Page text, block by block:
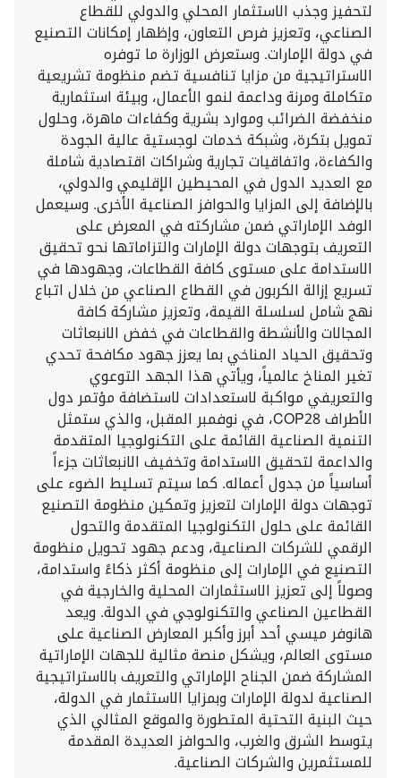
لتحفيز وجذب الاستثمار المحلي والدولي للقطاع
الصناعي، وتعزيز فرص التعاون، وإظهار إمكانات التصنيع
في دولة الإمارات. وستعرض الوزارة ما توفره
الاستراتيجية من مزايا تنافسية تضم منظومة تشريعية
متكاملة ومرنة وداعمة لنمو الأعمال، وبيئة استثمارية
منخفضة الضرائب وموارد بشرية وكفاءات ماهرة، وحلول
تمويل بتكرة، وشبكة خدمات لوجستية عالية الجودة
والكفاءة، واتفاقيات تجارية وشراكات اقتصادية شاملة
مع العديد الدول في المحيطين الإقليمي والدولي،
بالإضافة إلى المزايا والحوافز الصناعية الأخرى. وسيعمل
الوفد الإماراتي ضمن مشاركته في المعرض على
التعريف بتوجهات دولة الإمارات والتزاماتها نحو تحقيق
الاستدامة على مستوى كافة القطاعات، وجهودها في
تسريع إزالة الكربون في القطاع الصناعي من خلال اتباع
نهج شامل لسلسلة القيمة، وتعزيز مشاركة كافة
المجالات والأنشطة والقطاعات في خفض الانبعاثات
وتحقيق الحياد المناخي بما يعزز جهود مكافحة تحدي
تغير المناخ عالمياً، ويأتي هذا الجهد التوعوي
والتعريفي مواكبة لاستعدادات لاستضافة مؤتمر دول
الأطراف COP28، في نوفمبر المقبل، والذي ستمثل
التنمية الصناعية القائمة على التكنولوجيا المتقدمة
والداعمة لتحقيق الاستدامة وتخفيف الانبعاثات جزءاً
أساسياً من جدول أعماله. كما سيتم تسليط الضوء على
توجهات دولة الإمارات لتعزيز وتمكين منظومة التصنيع
القائمة على حلول التكنولوجيا المتقدمة والتحول
الرقمي للشركات الصناعية، ودعم جهود تحويل منظومة
التصنيع في الإمارات إلى منظومة أكثر ذكاءً واستدامة،
وصولاً إلى تعزيز الاستثمارات المحلية والخارجية في
القطاعين الصناعي والتكنولوجي في الدولة. ويعد
هانوفر ميسي أحد أبرز وأكبر المعارض الصناعية على
مستوى العالم، ويشكل منصة مثالية للجهات الإماراتية
المشاركة ضمن الجناح الإماراتي والتعريف بالاستراتيجية
الصناعية لدولة الإمارات وبمزايا الاستثمار في الدولة،
حيث البنية التحتية المتطورة والموقع المثالي الذي
يتوسط الشرق والغرب، والحوافز العديدة المقدمة
للمستثمرين والشركات الصناعية.